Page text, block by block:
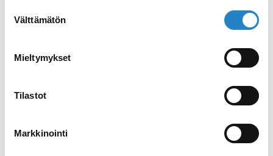
valinta
Välttämätön
Mieltymykset
Tilastot
Markkinointi